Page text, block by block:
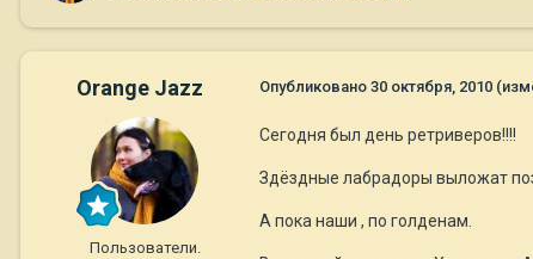
Orange Jazz
Пользователи.
Опубликовано 30 октября, 2010
Сегодня был день ретриверов!!!!
Здёздные лабрадоры выложат
А пока наши , по голденам.